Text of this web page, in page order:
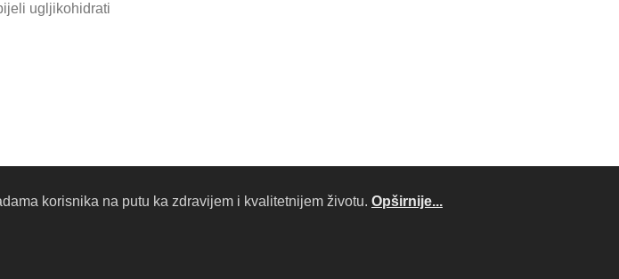
ugljikohidrati
korisnika na putu ka zdravijem i kvalitetnijem životu. Opširnije...